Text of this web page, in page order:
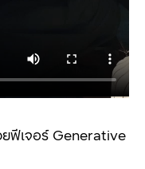
ยฟีเจอร์ Generative